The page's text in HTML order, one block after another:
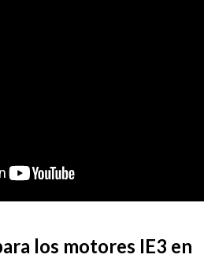
los motores IE3 en